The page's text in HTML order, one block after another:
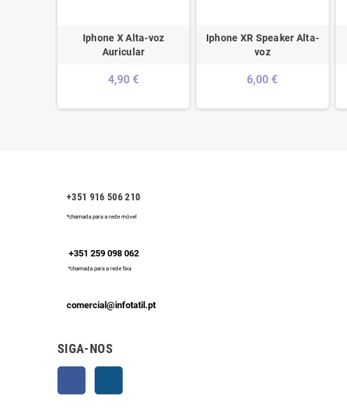
Iphone X Alta-voz
Auricular
4,90 €
Iphone XR Speaker Alta-
voz
6,00 €
+351 916 506 210
*chamada para a rede móvel
+351 259 098 062
*chamada para a rede fixa
comercial@infotatil.pt
SIGA-NOS